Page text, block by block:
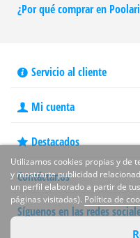
¿Por qué comprar en
Servicio al cliente
Mi cuenta
Destacados
Contáctanos
Síguenos en las redes
Utilizamos cookies propias y de
y mostrarte publicidad
un perfil elaborado a partir de
páginas visitadas). Política de